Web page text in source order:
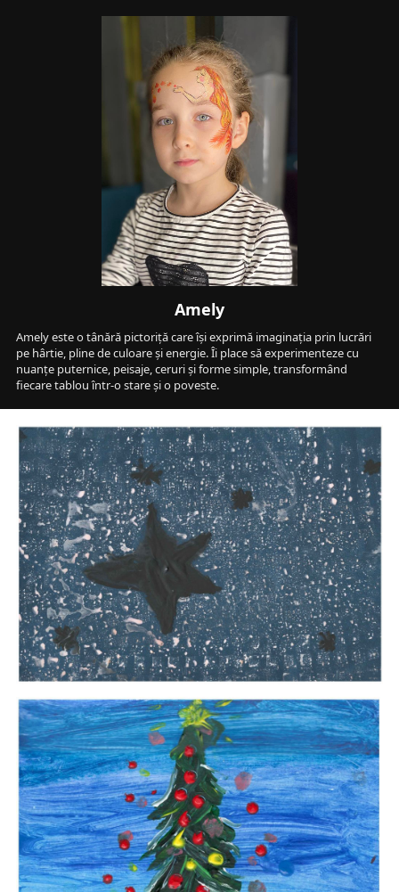
Amely
Amely este o tânără pictoriță care își exprimă imaginația prin lucrări
pe hârtie, pline de culoare și energie. Îi place să experimenteze cu
nuanțe puternice, peisaje, ceruri și forme simple, transformând
fiecare tablou într-o stare și o poveste.